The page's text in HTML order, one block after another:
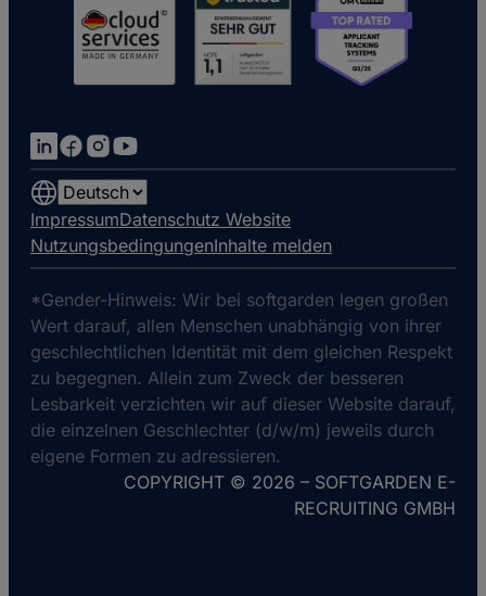
Choose
a
language
ImpressumDatenschutz Website
NutzungsbedingungenInhalte melden
*Gender-Hinweis: Wir bei softgarden legen großen
Wert darauf, allen Menschen unabhängig von ihrer
geschlechtlichen Identität mit dem gleichen Respekt
zu begegnen. Allein zum Zweck der besseren
Lesbarkeit verzichten wir auf dieser Website darauf,
die einzelnen Geschlechter (d/w/m) jeweils durch
eigene Formen zu adressieren.
COPYRIGHT © 2026 – SOFTGARDEN E-
RECRUITING GMBH